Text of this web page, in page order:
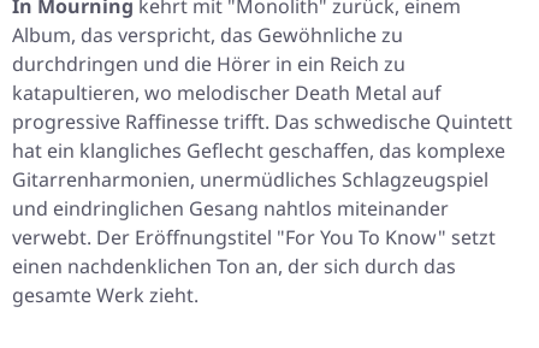
In Mourning kehrt mit "Monolith" zurück, einem
Album, das verspricht, das Gewöhnliche zu
durchdringen und die Hörer in ein Reich zu
katapultieren, wo melodischer Death Metal auf
progressive Raffinesse trifft. Das schwedische Quintett
hat ein klangliches Geflecht geschaffen, das komplexe
Gitarrenharmonien, unermüdliches Schlagzeugspiel
und eindringlichen Gesang nahtlos miteinander
verwebt. Der Eröffnungstitel "For You To Know" setzt
einen nachdenklichen Ton an, der sich durch das
gesamte Werk zieht.